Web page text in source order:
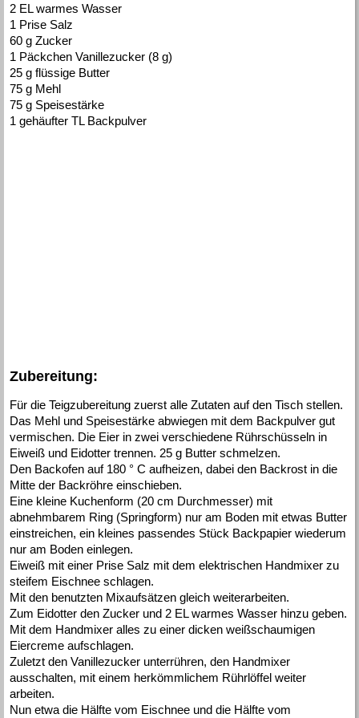
2 EL warmes Wasser
1 Prise Salz
60 g Zucker
1 Päckchen Vanillezucker (8 g)
25 g flüssige Butter
75 g Mehl
75 g Speisestärke
1 gehäufter TL Backpulver
Zubereitung:
Für die Teigzubereitung zuerst alle Zutaten auf den Tisch stellen.
Das Mehl und Speisestärke abwiegen mit dem Backpulver gut
vermischen. Die Eier in zwei verschiedene Rührschüsseln in
Eiweiß und Eidotter trennen. 25 g Butter schmelzen.
Den Backofen auf 180 ° C aufheizen, dabei den Backrost in die
Mitte der Backröhre einschieben.
Eine kleine Kuchenform (20 cm Durchmesser) mit
abnehmbarem Ring (Springform) nur am Boden mit etwas Butter
einstreichen, ein kleines passendes Stück Backpapier wiederum
nur am Boden einlegen.
Eiweiß mit einer Prise Salz mit dem elektrischen Handmixer zu
steifem Eischnee schlagen.
Mit den benutzten Mixaufsätzen gleich weiterarbeiten.
Zum Eidotter den Zucker und 2 EL warmes Wasser hinzu geben.
Mit dem Handmixer alles zu einer dicken weißschaumigen
Eiercreme aufschlagen.
Zuletzt den Vanillezucker unterrühren, den Handmixer
ausschalten, mit einem herkömmlichem Rührlöffel weiter
arbeiten.
Nun etwa die Hälfte vom Eischnee und die Hälfte vom